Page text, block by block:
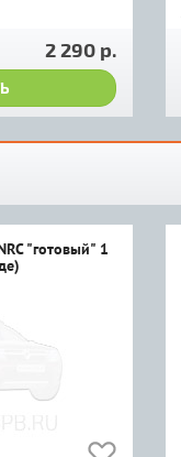
2 290 р.
"готовый" 1